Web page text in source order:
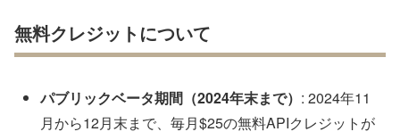
無料クレジットについて
パブリックベータ期間（2024年末まで） : 2024年11
月から12月末まで、毎月$25の無料APIクレジットが